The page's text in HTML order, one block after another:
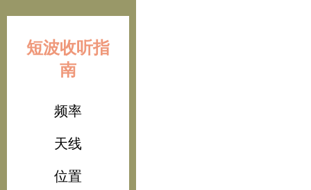
短波收听指
南
频率
天线
位置